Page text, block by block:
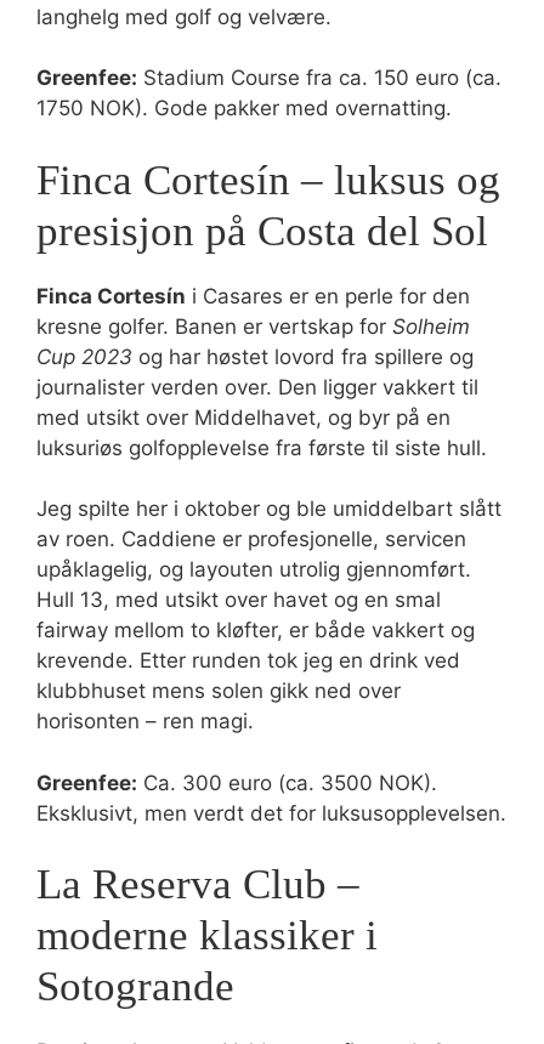
langhelg med golf og velvære.
Greenfee: Stadium Course fra ca. 150 euro (ca.
1750 NOK). Gode pakker med overnatting.
Finca Cortesín – luksus og
presisjon på Costa del Sol
Finca Cortesín i Casares er en perle for den
kresne golfer. Banen er vertskap for Solheim
Cup 2023 og har høstet lovord fra spillere og
journalister verden over. Den ligger vakkert til
med utsikt over Middelhavet, og byr på en
luksuriøs golfopplevelse fra første til siste hull.
Jeg spilte her i oktober og ble umiddelbart slått
av roen. Caddiene er profesjonelle, servicen
upåklagelig, og layouten utrolig gjennomført.
Hull 13, med utsikt over havet og en smal
fairway mellom to kløfter, er både vakkert og
krevende. Etter runden tok jeg en drink ved
klubbhuset mens solen gikk ned over
horisonten – ren magi.
Greenfee: Ca. 300 euro (ca. 3500 NOK).
Eksklusivt, men verdt det for luksusopplevelsen.
La Reserva Club –
moderne klassiker i
Sotogrande